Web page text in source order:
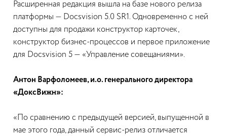
Расширенная редакция вышла на базе нового релиза
платформы — Docsvision 5.0 SR1. Одновременно с ней
доступны для продажи конструктор карточек,
конструктор бизнес-процессов и первое приложение
для Docsvision 5 — «Управление совещаниями».
Антон Варфоломеев, и.о. генерального директора
«ДоксВижн»:
«По сравнению с предыдущей версией, выпущенной в
мае этого года, данный сервис-релиз отличается